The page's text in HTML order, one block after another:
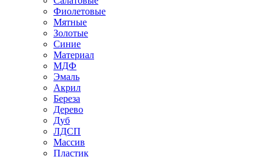
Фиолетовые
Мятные
Золотые
Синие
Материал
МДФ
Эмаль
Акрил
Береза
Дерево
Дуб
ЛДСП
Массив
Пластик